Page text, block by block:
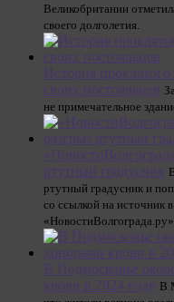
Великобритании
своего долголетия.
История
своих постояльцев
не примечательное
ртутный градусник
ртутный градусник и
со ссылкой на источник
В Подмосковье
крови в 2024 году В